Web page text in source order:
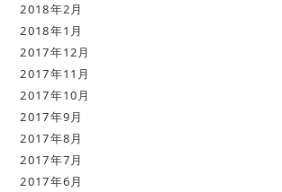
2018年2月
2018年1月
2017年12月
2017年11月
2017年10月
2017年9月
2017年8月
2017年7月
2017年6月